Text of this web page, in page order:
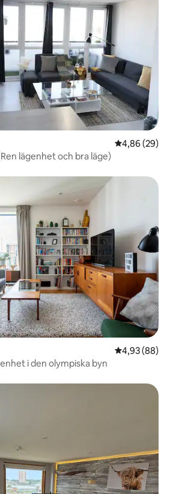
4,86 av 5 i
4,86 (29)
lägenhet och bra läge)
4,93 av 5 i
4,93 (88)
i den olympiska byn